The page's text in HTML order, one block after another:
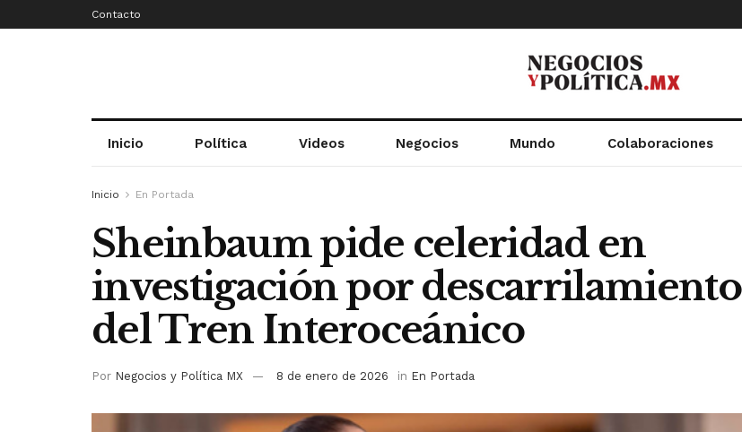
Contacto
Inicio Política Videos Negocios Mundo Colaboraciones
Inicio En Portada
Sheinbaum pide celeridad en
investigación por descarrilamiento
del Tren Interoceánico
Por Negocios y Política MX 8 de enero de 2026 in En Portada